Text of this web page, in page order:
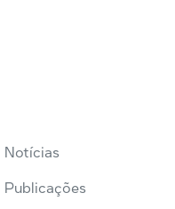
Notícias
Publicações